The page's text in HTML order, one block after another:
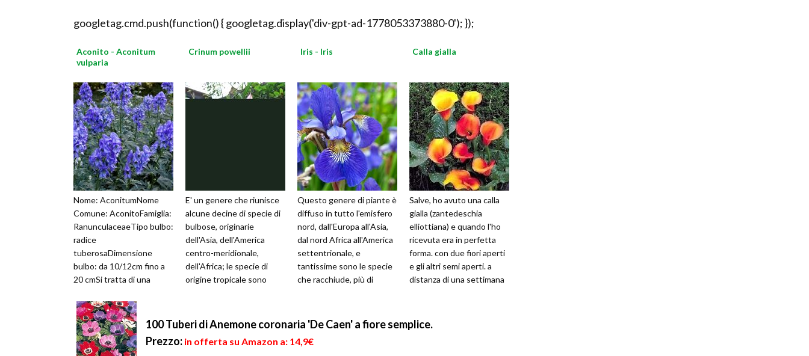
googletag.cmd.push(function() { googletag.display('div-gpt-ad-1778053373880-0'); });
Aconito - Aconitum
vulparia
Nome: AconitumNome
Comune: AconitoFamiglia:
RanunculaceaeTipo bulbo:
radice
tuberosaDimensione
bulbo: da 10/12cm fino a
20 cmSi tratta di una
Asia, in Europa e nel No...
Crinum powellii
E' un genere che riunisce
alcune decine di specie di
bulbose, originarie
dell'Asia, dell'America
centro-meridionale,
dell'Africa; le specie di
origine tropicale sono
Iris - Iris
Questo genere di piante è
diffuso in tutto l'emisfero
nord, dall'Europa all'Asia,
dal nord Africa all'America
settentrionale, e
tantissime sono le specie
che racchiude, più di
Calla gialla
Salve, ho avuto una calla
gialla (zantedeschia
elliottiana) e quando l'ho
ricevuta era in perfetta
forma. con due fiori aperti
e gli altri semi aperti. a
distanza di una settimana
100 Tuberi di Anemone coronaria 'De Caen' a fiore semplice.
Prezzo: in offerta su Amazon a: 14,9€